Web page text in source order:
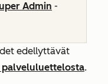
Admin -
edellyttävät
palveluluettelosta.